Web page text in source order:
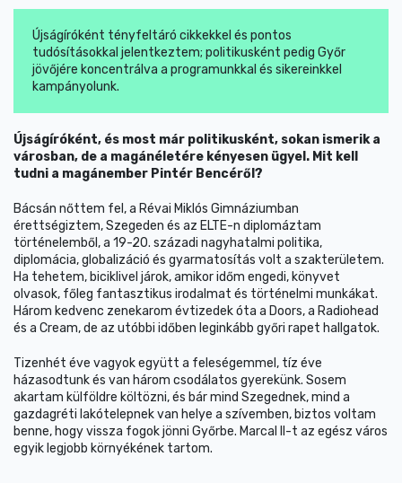
Újságíróként tényfeltáró cikkekkel és pontos
tudósításokkal jelentkeztem; politikusként pedig Győr
jövőjére koncentrálva a programunkkal és sikereinkkel
kampányolunk.
Újságíróként, és most már politikusként, sokan ismerik a
városban, de a magánéletére kényesen ügyel. Mit kell
tudni a magánember Pintér Bencéről?
Bácsán nőttem fel, a Révai Miklós Gimnáziumban
érettségiztem, Szegeden és az ELTE-n diplomáztam
történelemből, a 19-20. századi nagyhatalmi politika,
diplomácia, globalizáció és gyarmatosítás volt a szakterületem.
Ha tehetem, biciklivel járok, amikor időm engedi, könyvet
olvasok, főleg fantasztikus irodalmat és történelmi munkákat.
Három kedvenc zenekarom évtizedek óta a Doors, a Radiohead
és a Cream, de az utóbbi időben leginkább győri rapet hallgatok.
Tizenhét éve vagyok együtt a feleségemmel, tíz éve
házasodtunk és van három csodálatos gyerekünk. Sosem
akartam külföldre költözni, és bár mind Szegednek, mind a
gazdagréti lakótelepnek van helye a szívemben, biztos voltam
benne, hogy vissza fogok jönni Győrbe. Marcal II-t az egész város
egyik legjobb környékének tartom.